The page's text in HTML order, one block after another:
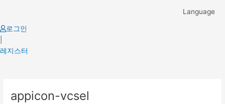
content
Language
로그인
레지스터
appicon-vcsel
navigation